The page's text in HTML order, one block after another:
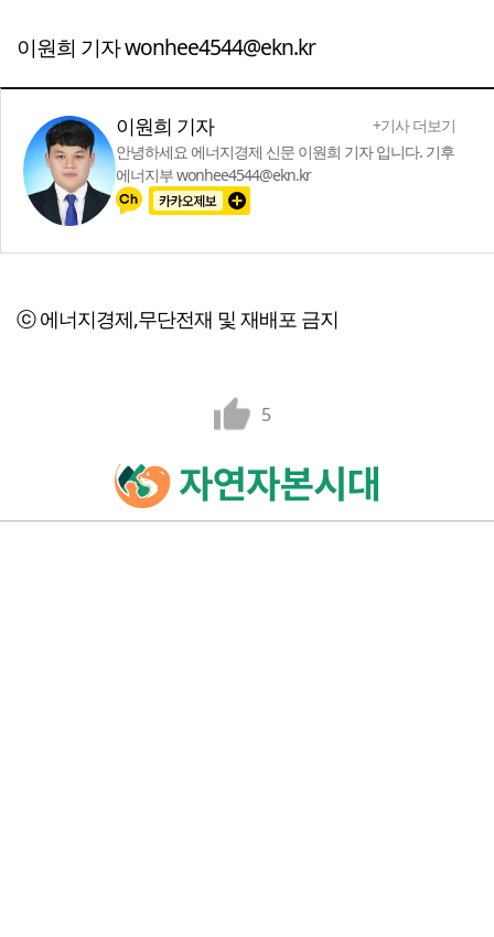
이원희 기자 wonhee4544@ekn.kr
이원희 기자
+기사 더보기
안녕하세요 에너지경제 신문 이원희 기자 입니다. 기후
에너지부 wonhee4544@ekn.kr
ⓒ 에너지경제,무단전재 및 재배포 금지
5